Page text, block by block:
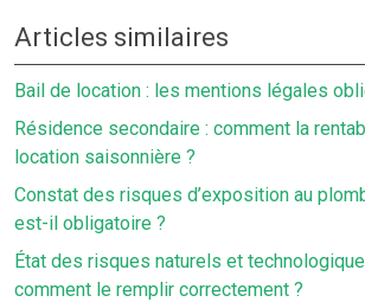
Articles similaires
Bail de location : les mentions légales
Résidence secondaire : comment la
location saisonnière ?
Constat des risques d’exposition au
est-il obligatoire ?
État des risques naturels et
comment le remplir correctement ?